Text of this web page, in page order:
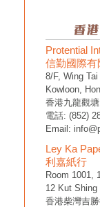
Protential
信勤國際有
8/F, Wing
Kowloon,
香港九龍觀
電話: (852)
Email:
Ley Ka
利嘉紙行
Room 1001,
12 Kut
香港柴灣吉